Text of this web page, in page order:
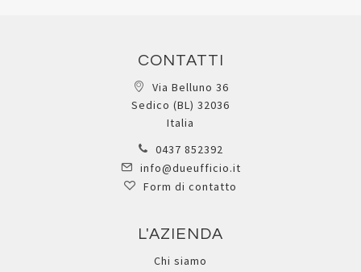
CONTATTI
Via Belluno 36
Sedico (BL) 32036
Italia
0437 852392
info@dueufficio.it
Form di contatto
L'AZIENDA
Chi siamo